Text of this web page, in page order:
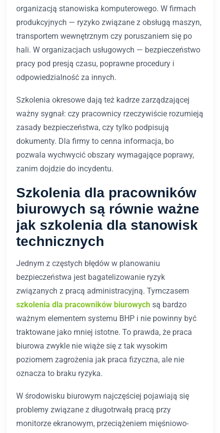
organizacją stanowiska komputerowego. W firmach
produkcyjnych — ryzyko związane z obsługą maszyn,
transportem wewnętrznym czy poruszaniem się po
hali. W organizacjach usługowych — bezpieczeństwo
pracy pod presją czasu, poprawne procedury i
odpowiedzialność za innych.
Szkolenia okresowe dają też kadrze zarządzającej
ważny sygnał: czy pracownicy rzeczywiście rozumieją
zasady bezpieczeństwa, czy tylko podpisują
dokumenty. Dla firmy to cenna informacja, bo
pozwala wychwycić obszary wymagające poprawy,
zanim dojdzie do incydentu.
Szkolenia dla pracowników
biurowych są równie ważne
jak szkolenia dla stanowisk
technicznych
Jednym z częstych błędów w planowaniu
bezpieczeństwa jest bagatelizowanie ryzyk
związanych z pracą administracyjną. Tymczasem
szkolenia dla pracowników biurowych są bardzo
ważnym elementem systemu BHP i nie powinny być
traktowane jako mniej istotne. To prawda, że praca
biurowa zwykle nie wiąże się z tak wysokim
poziomem zagrożenia jak praca fizyczna, ale nie
oznacza to braku ryzyka.
W środowisku biurowym najczęściej pojawiają się
problemy związane z długotrwałą pracą przy
monitorze ekranowym, przeciążeniem mięśniowo-